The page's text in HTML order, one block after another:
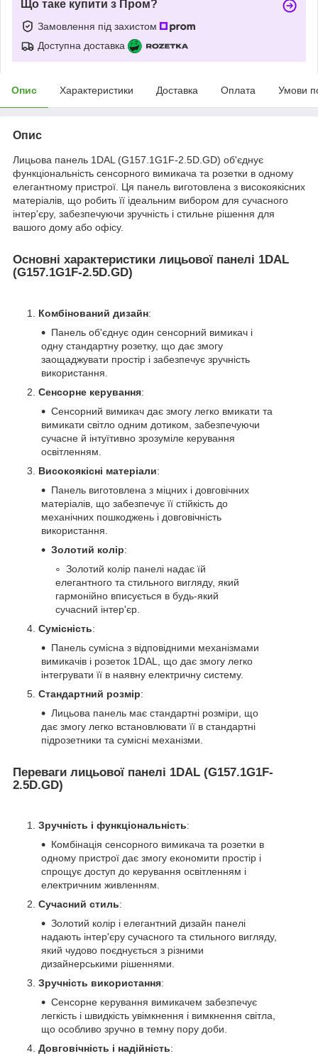
Що таке купити з Пром?
Замовлення під захистом
Доступна доставка
Опис Характеристики Доставка Оплата Умови
Опис
Лицьова панель 1DAL (G157.1G1F-2.5D.GD) об'єднує
функціональність сенсорного вимикача та розетки в одному
елегантному пристрої. Ця панель виготовлена з високоякісних
матеріалів, що робить її ідеальним вибором для сучасного
інтер'єру, забезпечуючи зручність і стильне рішення для
вашого дому або офісу.
Основні характеристики лицьової панелі 1DAL
(G157.1G1F-2.5D.GD)
Комбінований дизайн:
Панель об'єднує один сенсорний вимикач і
одну стандартну розетку, що дає змогу
заощаджувати простір і забезпечує зручність
використання.
Сенсорне керування:
Сенсорний вимикач дає змогу легко вмикати та
вимикати світло одним дотиком, забезпечуючи
сучасне й інтуїтивно зрозуміле керування
освітленням.
Високоякісні матеріали:
Панель виготовлена з міцних і довговічних
матеріалів, що забезпечує її стійкість до
механічних пошкоджень і довговічність
використання.
Золотий колір:
Золотий колір панелі надає їй
елегантного та стильного вигляду, який
гармонійно вписується в будь-який
сучасний інтер'єр.
Сумісність:
Панель сумісна з відповідними механізмами
вимикачів і розеток 1DAL, що дає змогу легко
інтегрувати її в наявну електричну систему.
Стандартний розмір:
Лицьова панель має стандартні розміри, що
дає змогу легко встановлювати її в стандартні
підрозетники та сумісні механізми.
Переваги лицьової панелі 1DAL (G157.1G1F-
2.5D.GD)
Зручність і функціональність:
Комбінація сенсорного вимикача та розетки в
одному пристрої дає змогу економити простір і
спрощує доступ до керування освітленням і
електричним живленням.
Сучасний стиль:
Золотий колір і елегантний дизайн панелі
надають інтер'єру сучасного та стильного вигляду,
який чудово поєднується з різними
дизайнерськими рішеннями.
Зручність використання:
Сенсорне керування вимикачем забезпечує
легкість і швидкість увімкнення і вимкнення світла,
що особливо зручно в темну пору доби.
Довговічність і надійність: